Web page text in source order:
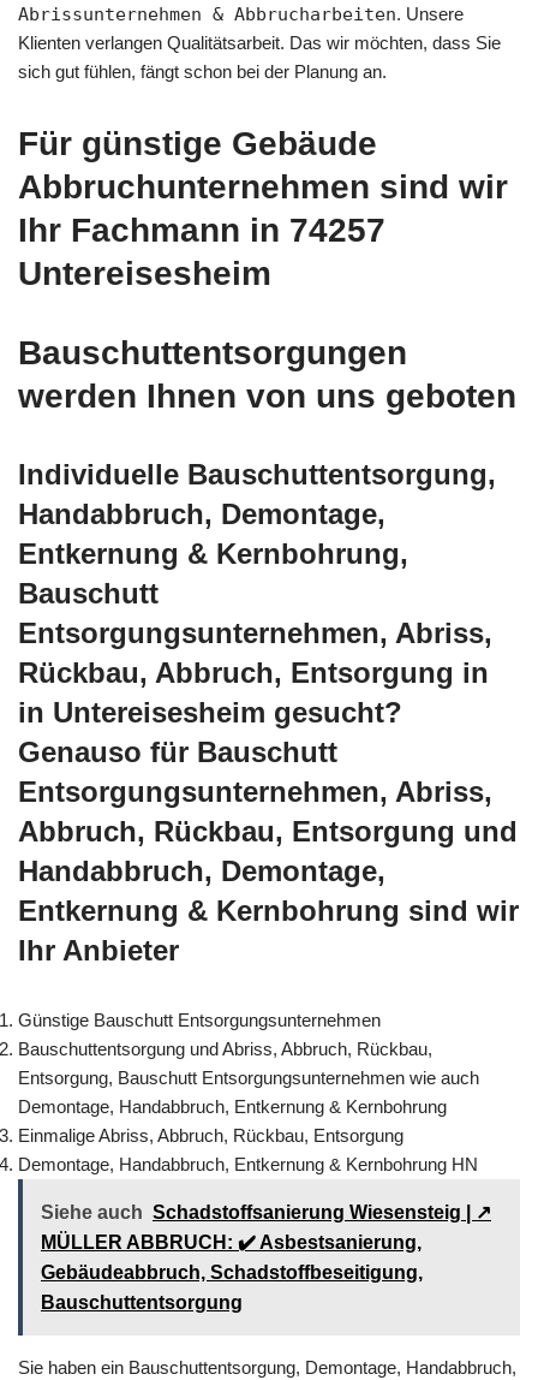
Abrissunternehmen & Abbrucharbeiten. Unsere
Klienten verlangen Qualitätsarbeit. Das wir möchten, dass Sie
sich gut fühlen, fängt schon bei der Planung an.
Für günstige Gebäude
Abbruchunternehmen sind wir
Ihr Fachmann in 74257
Untereisesheim
Bauschuttentsorgungen
werden Ihnen von uns geboten
Individuelle Bauschuttentsorgung,
Handabbruch, Demontage,
Entkernung & Kernbohrung,
Bauschutt
Entsorgungsunternehmen, Abriss,
Rückbau, Abbruch, Entsorgung in
in Untereisesheim gesucht?
Genauso für Bauschutt
Entsorgungsunternehmen, Abriss,
Abbruch, Rückbau, Entsorgung und
Handabbruch, Demontage,
Entkernung & Kernbohrung sind wir
Ihr Anbieter
Günstige Bauschutt Entsorgungsunternehmen
Bauschuttentsorgung und Abriss, Abbruch, Rückbau,
Entsorgung, Bauschutt Entsorgungsunternehmen wie auch
Demontage, Handabbruch, Entkernung & Kernbohrung
Einmalige Abriss, Abbruch, Rückbau, Entsorgung
Demontage, Handabbruch, Entkernung & Kernbohrung HN
Siehe auch Schadstoffsanierung Wiesensteig | ↗️
MÜLLER ABBRUCH: ✔️ Asbestsanierung,
Gebäudeabbruch, Schadstoffbeseitigung,
Bauschuttentsorgung
Sie haben ein Bauschuttentsorgung, Demontage, Handabbruch,